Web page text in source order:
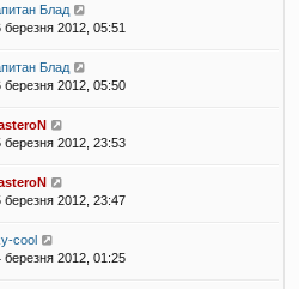
Блад
березня 2012, 05:51
Блад
березня 2012, 05:50
березня 2012, 23:53
березня 2012, 23:47
cool
березня 2012, 01:25